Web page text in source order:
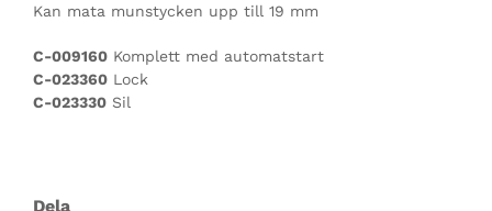
Kan mata munstycken upp till 19 mm
C-009160 Komplett med automatstart
C-023360 Lock
C-023330 Sil
Dela